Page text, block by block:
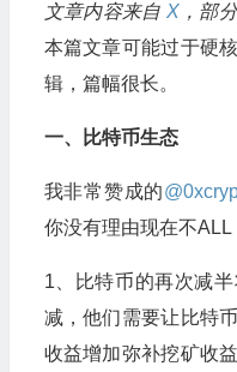
文章内容来自 X，部
本篇文章可能过于硬
辑，篇幅很长。
一、比特币生态
我非常赞成的
你没有理由现在不ALL
1、比特币的再次减
减，他们需要让比特
收益增加弥补挖矿收